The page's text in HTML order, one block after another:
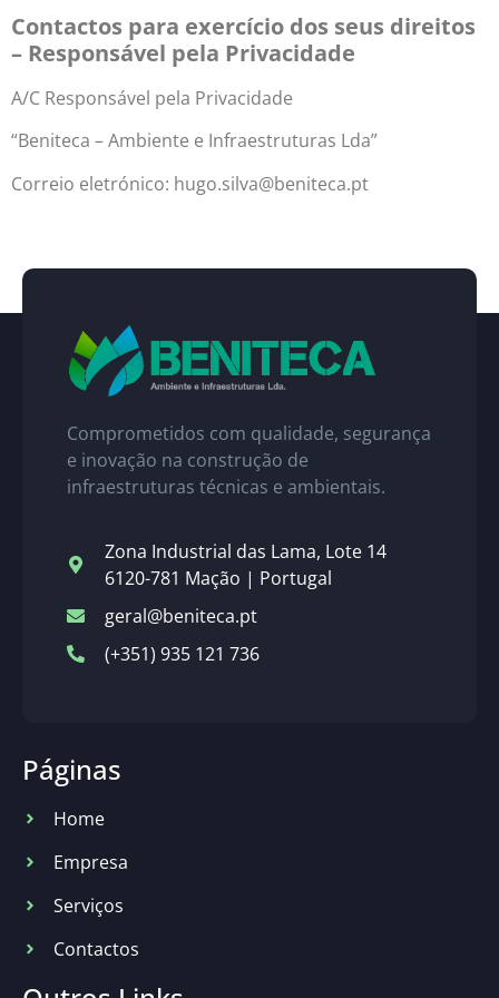
Contactos para exercício dos seus direitos
– Responsável pela Privacidade
A/C Responsável pela Privacidade
“Beniteca – Ambiente e Infraestruturas Lda”
Correio eletrónico: hugo.silva@beniteca.pt
Comprometidos com qualidade, segurança
e inovação na construção de
infraestruturas técnicas e ambientais.
Zona Industrial das Lama, Lote 14
6120-781 Mação | Portugal
geral@beniteca.pt
(+351) 935 121 736
Páginas
Home
Empresa
Serviços
Contactos